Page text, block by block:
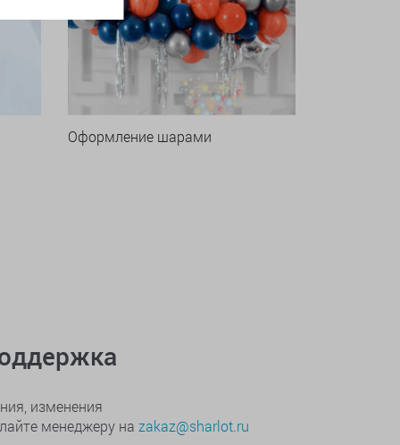
Оформление шарами
изменения
менеджеру на zakaz@sharlot.ru